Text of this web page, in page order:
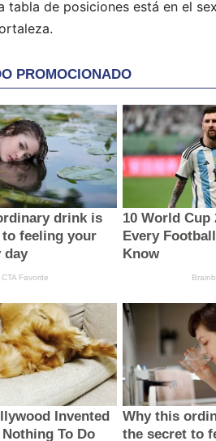
tabla de posiciones está en el